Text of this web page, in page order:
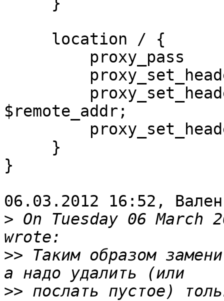
$remote_addr;
}
06.03.2012 16:52,
> On Tuesday 06
>> Таким образом
>> послать пустое)